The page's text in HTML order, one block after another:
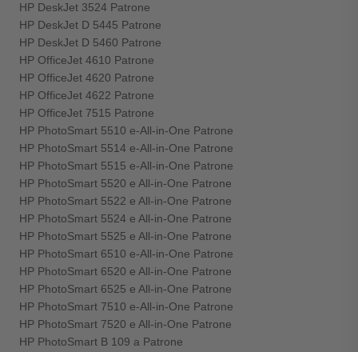
HP DeskJet 3524 Patrone
HP DeskJet D 5445 Patrone
HP DeskJet D 5460 Patrone
HP OfficeJet 4610 Patrone
HP OfficeJet 4620 Patrone
HP OfficeJet 4622 Patrone
HP OfficeJet 7515 Patrone
HP PhotoSmart 5510 e-All-in-One Patrone
HP PhotoSmart 5514 e-All-in-One Patrone
HP PhotoSmart 5515 e-All-in-One Patrone
HP PhotoSmart 5520 e All-in-One Patrone
HP PhotoSmart 5522 e All-in-One Patrone
HP PhotoSmart 5524 e All-in-One Patrone
HP PhotoSmart 5525 e All-in-One Patrone
HP PhotoSmart 6510 e-All-in-One Patrone
HP PhotoSmart 6520 e All-in-One Patrone
HP PhotoSmart 6525 e All-in-One Patrone
HP PhotoSmart 7510 e-All-in-One Patrone
HP PhotoSmart 7520 e All-in-One Patrone
HP PhotoSmart B 109 a Patrone